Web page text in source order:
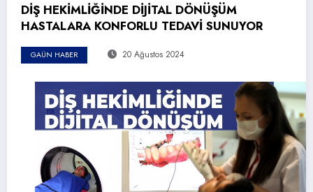
DİŞ HEKİMLİĞİNDE DİJİTAL DÖNÜŞÜM
HASTALARA KONFORLU TEDAVİ SUNUYOR
GAÜN HABER 20 Ağustos 2024